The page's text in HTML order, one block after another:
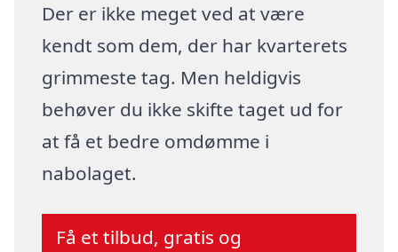
Der er ikke meget ved at være
kendt som dem, der har kvarterets
grimmeste tag. Men heldigvis
behøver du ikke skifte taget ud for
at få et bedre omdømme i
nabolaget.
Få et tilbud, gratis og